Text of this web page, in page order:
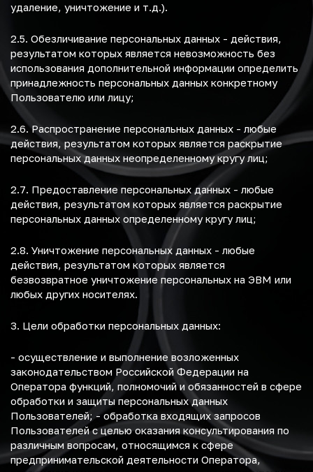
удаление, уничтожение и т.д.).
2.5. Обезличивание персональных данных - действия,
результатом которых является невозможность без
использования дополнительной информации определить
принадлежность персональных данных конкретному
Пользователю или лицу;
2.6. Распространение персональных данных - любые
действия, результатом которых является раскрытие
персональных данных неопределенному кругу лиц;
2.7. Предоставление персональных данных - любые
действия, результатом которых является раскрытие
персональных данных определенному кругу лиц;
2.8. Уничтожение персональных данных - любые
действия, результатом которых является
безвозвратное уничтожение персональных на ЭВМ или
любых других носителях.
3. Цели обработки персональных данных:
- осуществление и выполнение возложенных
законодательством Российской Федерации на
Оператора функций, полномочий и обязанностей в сфере
обработки и защиты персональных данных
Пользователей; - обработка входящих запросов
Пользователей с целью оказания консультирования по
различным вопросам, относящимся к сфере
предпринимательской деятельности Оператора,